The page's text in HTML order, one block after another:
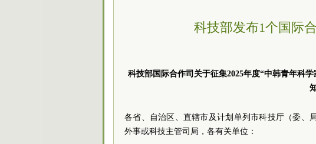
科技部发布1个国际
科技部国际合作司关于征集2025年度“中韩青年科
各省、自治区、直辖市及计划单列市科技厅（委、
外事或科技主管司局，各有关单位：